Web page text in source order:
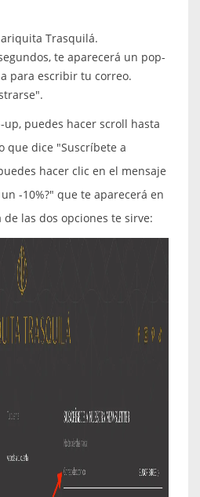
Trasquilá.
te aparecerá un pop-
para escribir tu correo.
puedes hacer scroll hasta
que dice "Suscríbete a
hacer clic en el mensaje
-10%?" que te aparecerá en
las dos opciones te sirve: